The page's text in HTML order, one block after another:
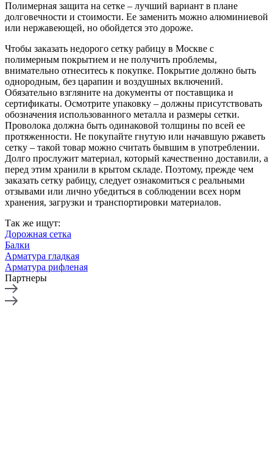
Полимерная защита на сетке – лучший вариант в плане
долговечности и стоимости. Ее заменить можно алюминиевой
или нержавеющей, но обойдется это дороже.
Чтобы заказать недорого сетку рабицу в Москве с
полимерным покрытием и не получить проблемы,
внимательно отнеситесь к покупке. Покрытие должно быть
однородным, без царапин и воздушных включений.
Обязательно взгляните на документы от поставщика и
сертификаты. Осмотрите упаковку – должны присутствовать
обозначения использованного металла и размеры сетки.
Проволока должна быть одинаковой толщины по всей ее
протяженности. Не покупайте гнутую или начавшую ржаветь
сетку – такой товар можно считать бывшим в употреблении.
Долго прослужит материал, который качественно доставили, а
перед этим хранили в крытом складе. Поэтому, прежде чем
заказать сетку рабицу, следует ознакомиться с реальными
отзывами или лично убедиться в соблюдении всех норм
хранения, загрузки и транспортировки материалов.
Так же ищут:
Дорожная сетка
Балки
Арматура гладкая
Арматура рифленая
Партнеры